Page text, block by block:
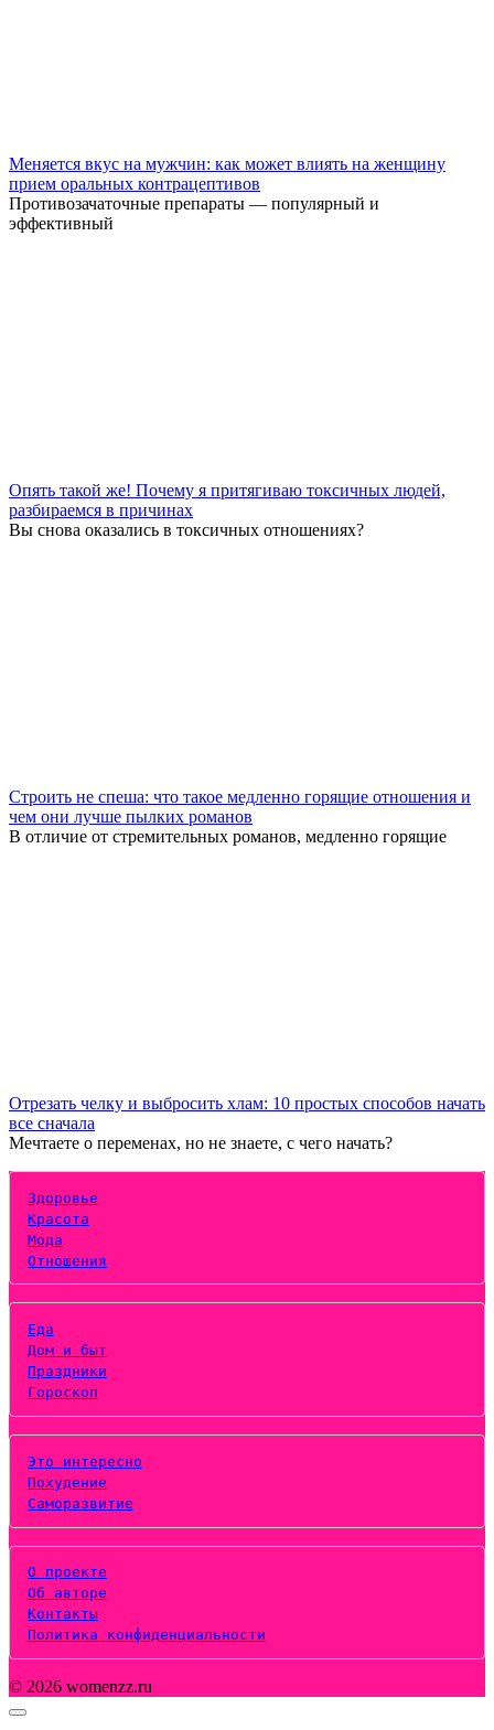
Меняется вкус на мужчин: как может влиять на женщину
прием оральных контрацептивов
Противозачаточные препараты — популярный и
эффективный
Опять такой же! Почему я притягиваю токсичных людей,
разбираемся в причинах
Вы снова оказались в токсичных отношениях?
Строить не спеша: что такое медленно горящие отношения и
чем они лучше пылких романов
В отличие от стремительных романов, медленно горящие
Отрезать челку и выбросить хлам: 10 простых способов начать
все сначала
Мечтаете о переменах, но не знаете, с чего начать?
Здоровье
Красота
Мода
Отношения
Еда
Дом и быт
Праздники
Гороскоп
Это интересно
Похудение
Саморазвитие
О проекте
Об авторе
Контакты
Политика конфиденциальности
© 2026 womenzz.ru